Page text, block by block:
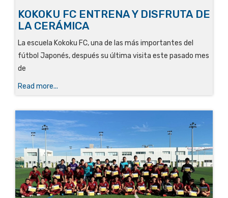
KOKOKU FC ENTRENA Y DISFRUTA DE
LA CERÁMICA
La escuela Kokoku FC, una de las más importantes del
fútbol Japonés, después su última visita este pasado mes
de
Read more...